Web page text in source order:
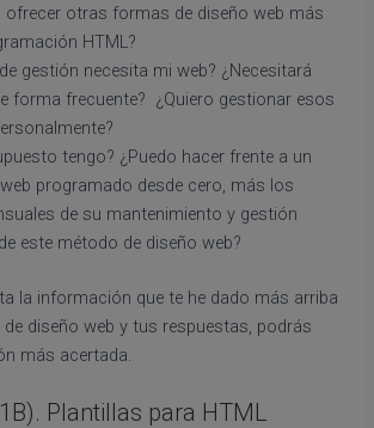
ofrecer otras formas de diseño web más
HTML?
gestión necesita mi web? ¿Necesitará
forma frecuente? ¿Quiero gestionar esos
tengo? ¿Puedo hacer frente a un
programado desde cero, más los
de su mantenimiento y gestión
este método de diseño web?
la información que te he dado más arriba
diseño web y tus respuestas, podrás
más acertada.
Plantillas para HTML